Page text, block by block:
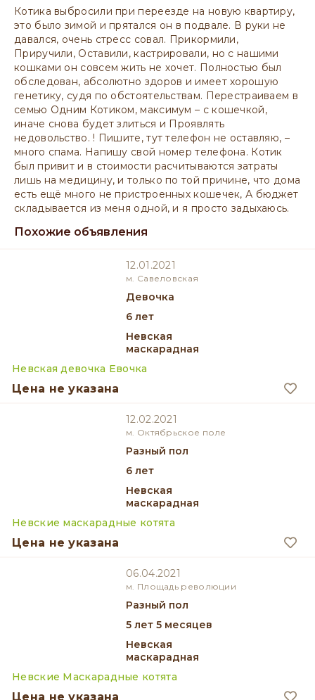
Котика выбросили при переезде на новую квартиру,
это было зимой и прятался он в подвале. В руки не
давался, очень стресс совал. Прикормили,
Приручили, Оставили, кастрировали, но с нашими
кошками он совсем жить не хочет. Полностью был
обследован, абсолютно здоров и имеет хорошую
генетику, судя по обстоятельствам. Перестраиваем в
семью Одним Котиком, максимум – с кошечкой,
иначе снова будет злиться и Проявлять
недовольство. ! Пишите, тут телефон не оставляю, –
много спама. Напишу свой номер телефона. Котик
был привит и в стоимости расчитываются затраты
лишь на медицину, и только по той причине, что дома
есть ещё много не пристроенных кошечек, А бюджет
складывается из меня одной, и я просто задыхаюсь.
Похожие объявления
12.01.2021
м. Савеловская
девочка
6 лет
Невская
маскарадная
Невская девочка Евочка
Цена не указана
12.02.2021
м. Октябрьское поле
разный пол
6 лет
Невская
маскарадная
Невские маскарадные котята
Цена не указана
06.04.2021
м. Площадь революции
разный пол
5 лет 5 месяцев
Невская
маскарадная
Невские Маскарадные котята
Цена не указана